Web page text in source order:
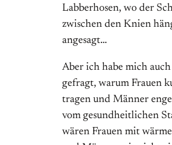
Labberhosen, wo der
zwischen den Knien
angesagt…
Aber ich habe mich
gefragt, warum Frauen
tragen und Männer
vom gesundheitlichen
wären Frauen mit